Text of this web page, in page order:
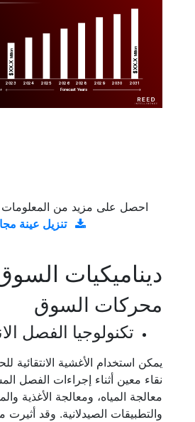
2023 2024 2025 2026 2028 2029 2030 2031
$XX.X
Million
$XX.X
Million
Forecast Years
احصل على مزيد من المعلومات
تنزيل عينة مجانية
ديناميكيات
محركات السوق
تكنولوجيا الفصل
يمكن استخدام الأغشية
نقاء معين أثناء إجراءات الفصل
معالجة المياه، ومعالجة الأغذية
والتطبيقات الصيدلانية. وقد